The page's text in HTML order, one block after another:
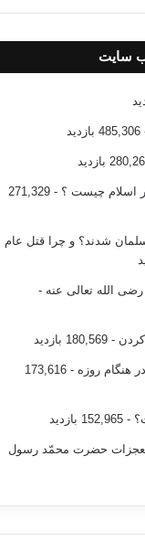
سایت
اسلام چیست ؟
- 271,329
شدند؟ و چرا قتل عام
الله تعالی عنه -
- 180,569 بازدید
هنگام روزه
- 173,616
- 152,965 بازدید
حضرت محمّد رسول